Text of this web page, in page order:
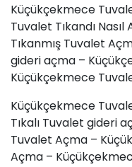
Küçükçekmece
Tuvalet Tıkandı
Tıkanmış Tuvalet
gideri açma –
Küçükçekmece
Küçükçekmece
Tıkalı Tuvalet gideri
Tuvalet Açma –
Açma –